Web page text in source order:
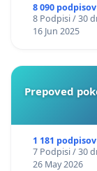
8 090 podpisov
8 Podpisi / 30
16 Jun 2025
Prepoved
1 181 podpisov
7 Podpisi / 30
26 May 2026